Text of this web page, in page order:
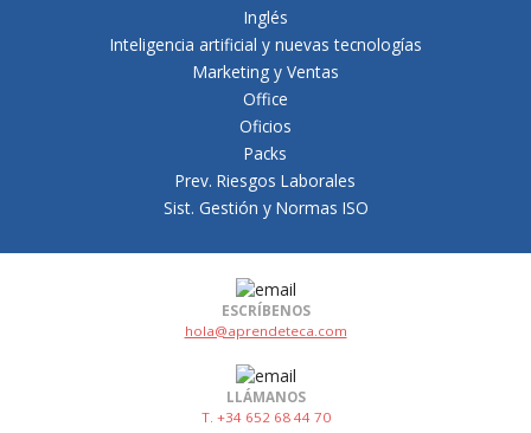
Inglés
Inteligencia artificial y nuevas tecnologías
Marketing y Ventas
Office
Oficios
Packs
Prev. Riesgos Laborales
Sist. Gestión y Normas ISO
ESCRÍBENOS
hola@aprendeteca.com
LLÁMANOS
T. +34 652 68 44 70